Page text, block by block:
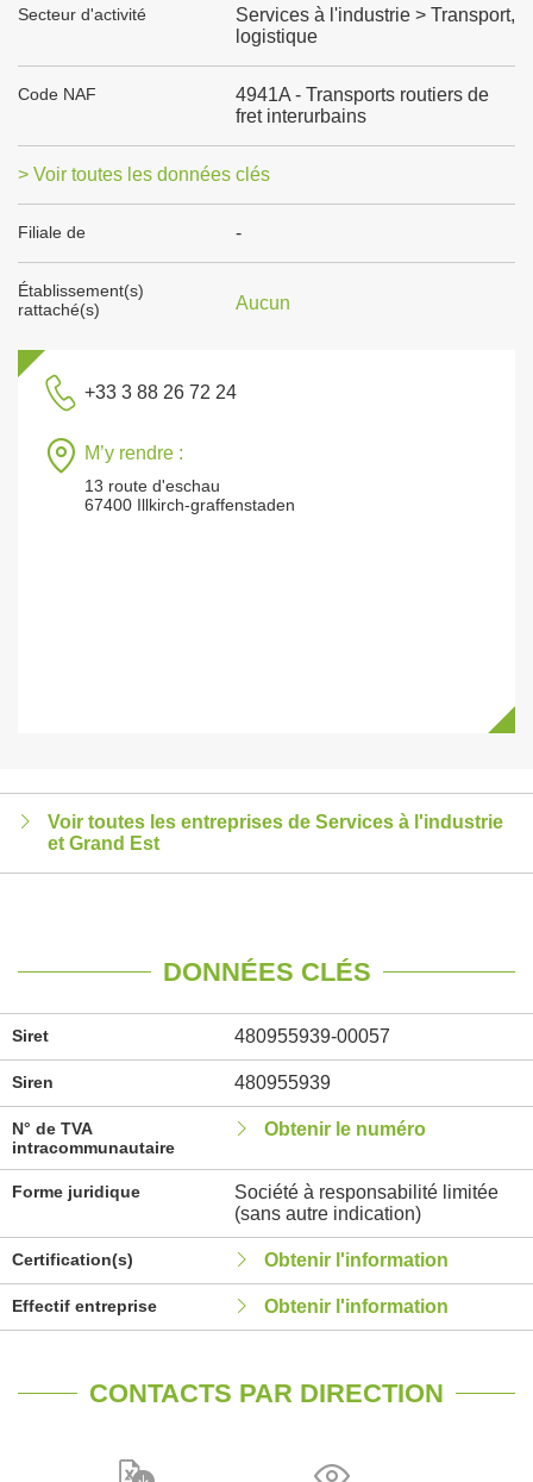
Secteur d'activité
Services à l'industrie > Transport,
logistique
Code NAF
4941A - Transports routiers de
fret interurbains
> Voir toutes les données clés
Filiale de -
Établissement(s)
rattaché(s)
Aucun
+33 3 88 26 72 24
M’y rendre :
13 route d'eschau
67400 Illkirch-graffenstaden
Voir toutes les entreprises de Services à l'industrie
et Grand Est
DONNÉES CLÉS
Siret 480955939-00057
Siren 480955939
N° de TVA
intracommunautaire
Obtenir le numéro
Forme juridique
Société à responsabilité limitée
(sans autre indication)
Certification(s) Obtenir l'information
Effectif entreprise Obtenir l'information
CONTACTS PAR DIRECTION